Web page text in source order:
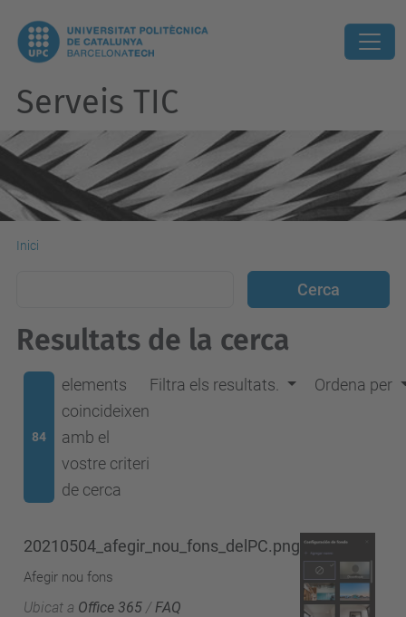
Serveis TIC
Inici
Resultats de la cerca
84
elements
coincideixen
amb el
vostre criteri
de cerca
Filtra els resultats. Ordena per
20210504_afegir_nou_fons_delPC.png
Afegir nou fons
Ubicat a Office 365 / FAQ